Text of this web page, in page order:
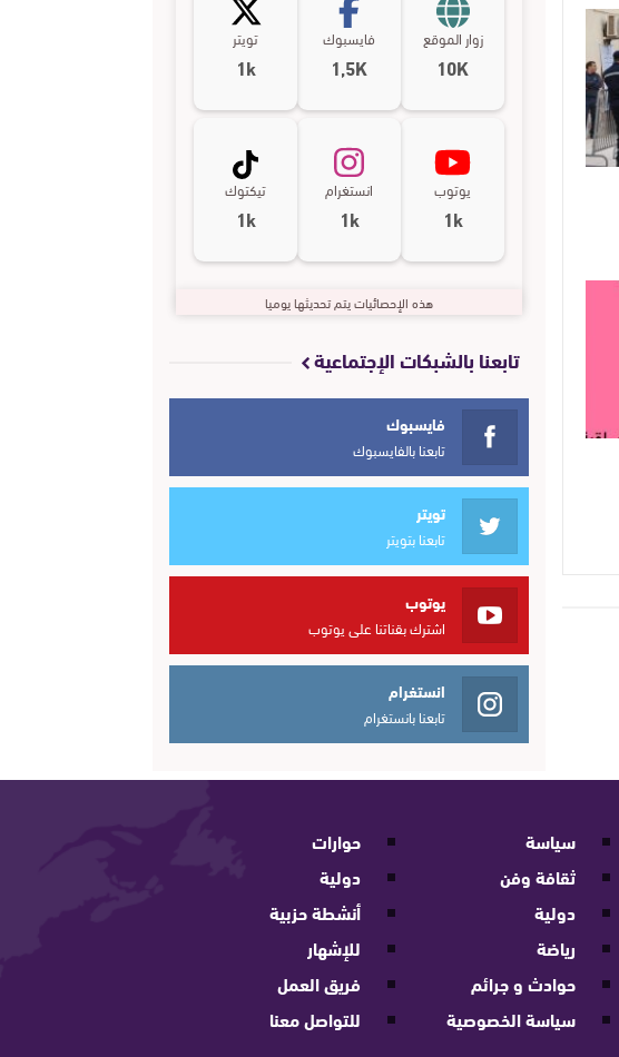
زوار الموقع
10K
فايسبوك
1,5K
تويتر
1k
يوتوب
1k
انستغرام
1k
تيكتوك
1k
هذه الإحصائيات يتم تحديثها يوميا
تابعنا بالشبكات الإجتماعية
فايسبوك
تابعنا بالفايسبوك
تويتر
تابعنا بتويتر
يوتوب
اشترك بقناتنا على يوتوب
انستغرام
تابعنا بانستغرام
سياسة
ثقافة وفن
دولية
رياضة
حوادث و جرائم
سياسة الخصوصية
حوارات
دولية
أنشطة حزبية
للإشهار
فريق العمل
للتواصل معنا